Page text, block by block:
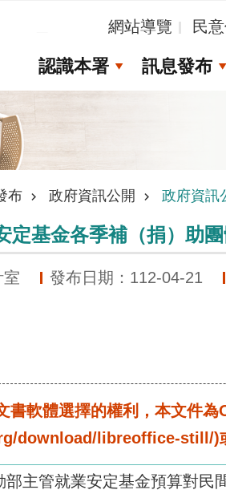
網站導覽 民
認識本署 訊息發布
布 政府資訊公開 政府資訊
定基金各季補（捐）助
室 發布日期：112-04-21
書軟體選擇的權利，本文件
download/libreoffice-still/)或
部主管就業安定基金預算對